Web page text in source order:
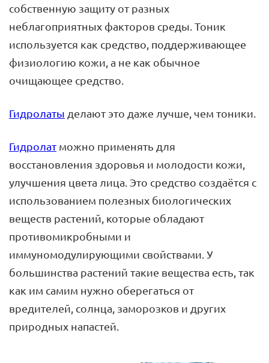
собственную защиту от разных
неблагоприятных факторов среды. Тоник
используется как средство, поддерживающее
физиологию кожи, а не как обычное
очищающее средство.
Гидролаты делают это даже лучше, чем тоники.
Гидролат можно применять для
восстановления здоровья и молодости кожи,
улучшения цвета лица. Это средство создаётся с
использованием полезных биологических
веществ растений, которые обладают
противомикробными и
иммуномодулирующими свойствами. У
большинства растений такие вещества есть, так
как им самим нужно оберегаться от
вредителей, солнца, заморозков и других
природных напастей.